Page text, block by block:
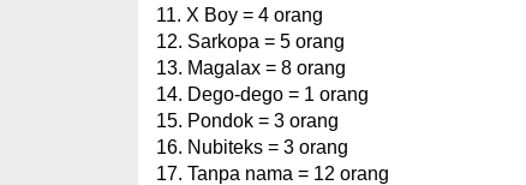
11. X Boy = 4 orang
12. Sarkopa = 5 orang
13. Magalax = 8 orang
14. Dego-dego = 1 orang
15. Pondok = 3 orang
16. Nubiteks = 3 orang
17. Tanpa nama = 12 orang